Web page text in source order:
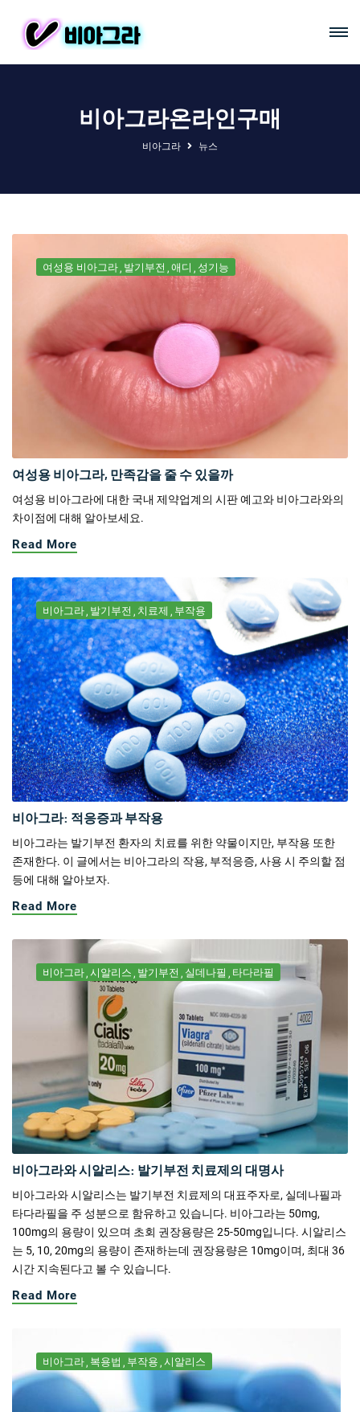
비아그라온라인구매
비아그라 뉴스
여성용 비아그라 발기부전 애디 성기능
여성용 비아그라, 만족감을 줄 수 있을까
여성용 비아그라에 대한 국내 제약업계의 시판 예고와 비아그라와의
차이점에 대해 알아보세요.
Read More
비아그라 발기부전 치료제 부작용
비아그라: 적응증과 부작용
비아그라는 발기부전 환자의 치료를 위한 약물이지만, 부작용 또한
존재한다. 이 글에서는 비아그라의 작용, 부적응증, 사용 시 주의할 점
등에 대해 알아보자.
Read More
비아그라 시알리스 발기부전 실데나필 타다라필
비아그라와 시알리스: 발기부전 치료제의 대명사
비아그라와 시알리스는 발기부전 치료제의 대표주자로, 실데나필과
타다라필을 주 성분으로 함유하고 있습니다. 비아그라는 50mg,
100mg의 용량이 있으며 초회 권장용량은 25-50mg입니다. 시알리스
는 5, 10, 20mg의 용량이 존재하는데 권장용량은 10mg이며, 최대 36
시간 지속된다고 볼 수 있습니다.
Read More
비아그라 복용법 부작용 시알리스